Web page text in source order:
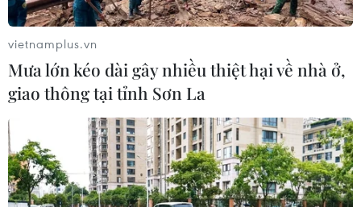
vietnamplus.vn
Mưa lớn kéo dài gây nhiều thiệt hại về nhà ở,
giao thông tại tỉnh Sơn La